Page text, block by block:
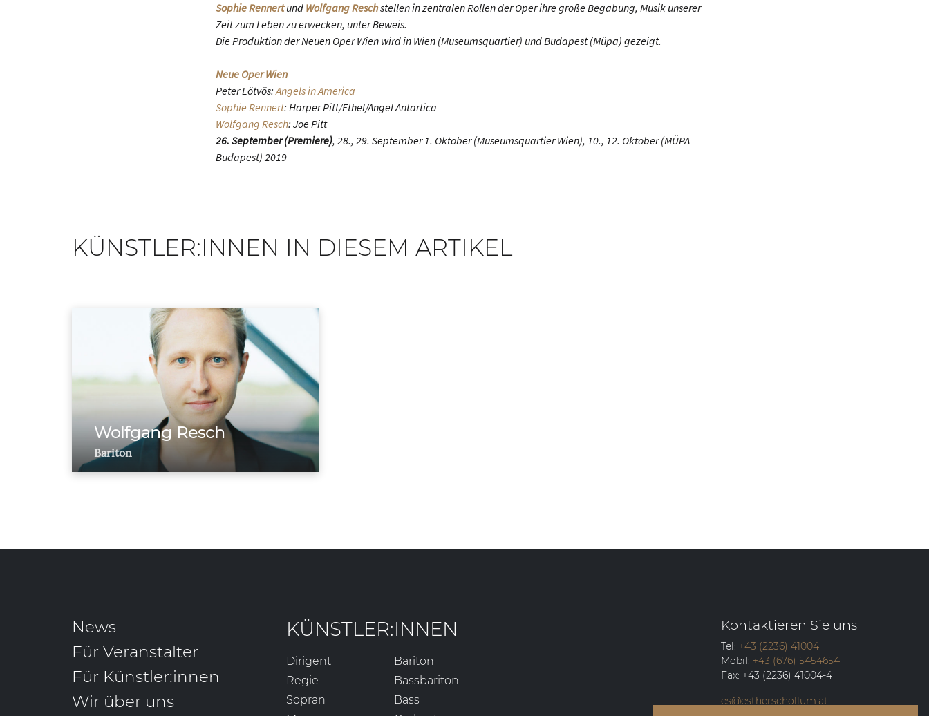
Sophie Rennertund Wolfgang Reschstellen in zentralen Rollen der Oper ihre große Begabung, Musik unserer
Zeit zum Leben zu erwecken, unter Beweis.
Die Produktion der Neuen Oper Wien wird in Wien (Museumsquartier) und Budapest (Müpa) gezeigt.
Neue Oper Wien
Peter Eötvös:Angels in America
Sophie Rennert: Harper Pitt/Ethel/Angel Antartica
Wolfgang Resch: Joe Pitt
26. September (Premiere), 28., 29. September 1. Oktober (Museumsquartier Wien), 10., 12. Oktober (MÜPA
Budapest) 2019
KÜNSTLER:INNEN IN DIESEM ARTIKEL
Wolfgang Resch
Bariton
KÜNSTLER:INNEN
Dirigent
Regie
Sopran
Bariton
Bassbariton
Bass
News
Für Veranstalter
Für Künstler:innen
Wir über uns
Kontaktieren Sie uns
Tel: +43 (2236) 41004
Mobil: +43 (676) 5454654
Fax: +43 (2236) 41004-4
es@estherschollum.at